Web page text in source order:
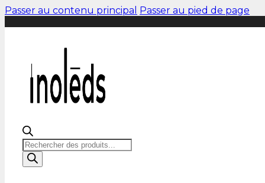
Passer au contenu principal Passer au pied de page
Recherche
de
produits